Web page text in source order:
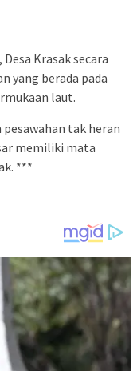
Krasak secara
yang berada pada
laut.
tak heran
memiliki mata
***